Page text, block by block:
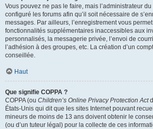
Vous pouvez ne pas le faire, mais l’administrateur
configuré les forums afin qu’il soit nécessaire de
messages. Par ailleurs, l’enregistrement vous
fonctionnalités supplémentaires inaccessibles aux
personnalisés, la messagerie privée, l’envoi de
l’adhésion à des groupes, etc. La création d’un
conseillée.
Haut
Que signifie COPPA ?
COPPA (ou Children’s Online Privacy Protection Act
États-Unis qui dit que les sites Internet pouvant
mineurs de moins de 13 ans doivent obtenir le
(ou d’un tuteur légal) pour la collecte de ces